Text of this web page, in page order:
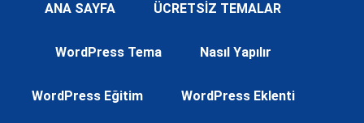
ANA SAYFA ÜCRETSİZ TEMALAR
WordPress Tema Nasıl Yapılır
WordPress Eğitim WordPress Eklenti